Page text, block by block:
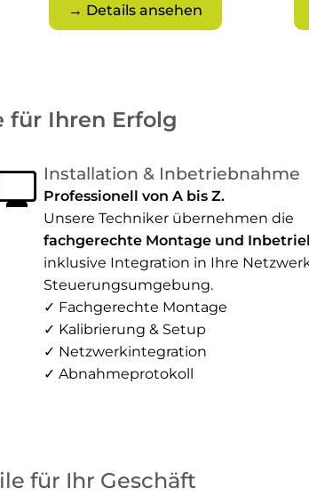
→ Details ansehen
für Ihren Erfolg
Installation & Inbetriebnahme
Professionell von A bis Z.
Unsere Techniker übernehmen die
fachgerechte Montage und
inklusive Integration in Ihre
Steuerungsumgebung.
✓ Fachgerechte Montage
✓ Kalibrierung & Setup
✓ Netzwerkintegration
✓ Abnahmeprotokoll
für Ihr Geschäft